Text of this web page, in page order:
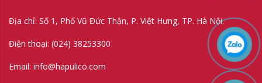
Địa chỉ: Số 1, Phố Vũ Đức Thận, P. Việt Hưng, TP. Hà Nội.
Điện thoại: (024) 38253300
Email: info@hapulico.com